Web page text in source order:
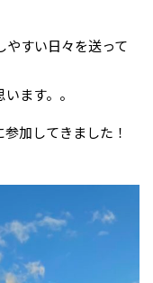
やすい日々を送って
ます。。
加してきました！